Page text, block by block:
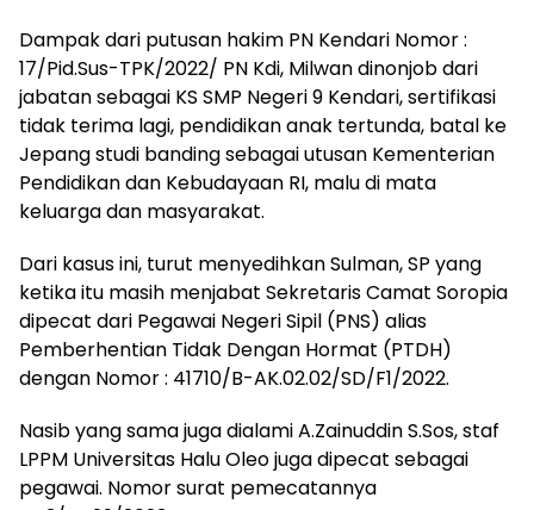
Dampak dari putusan hakim PN Kendari Nomor :
17/Pid.Sus-TPK/2022/ PN Kdi, Milwan dinonjob dari
jabatan sebagai KS SMP Negeri 9 Kendari, sertifikasi
tidak terima lagi, pendidikan anak tertunda, batal ke
Jepang studi banding sebagai utusan Kementerian
Pendidikan dan Kebudayaan RI, malu di mata
keluarga dan masyarakat.
Dari kasus ini, turut menyedihkan Sulman, SP yang
ketika itu masih menjabat Sekretaris Camat Soropia
dipecat dari Pegawai Negeri Sipil (PNS) alias
Pemberhentian Tidak Dengan Hormat (PTDH)
dengan Nomor : 41710/B-AK.02.02/SD/F1/2022.
Nasib yang sama juga dialami A.Zainuddin S.Sos, staf
LPPM Universitas Halu Oleo juga dipecat sebagai
pegawai. Nomor surat pemecatannya